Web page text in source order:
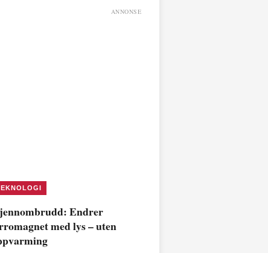
ANNONSE
Endrer
med lys – uten